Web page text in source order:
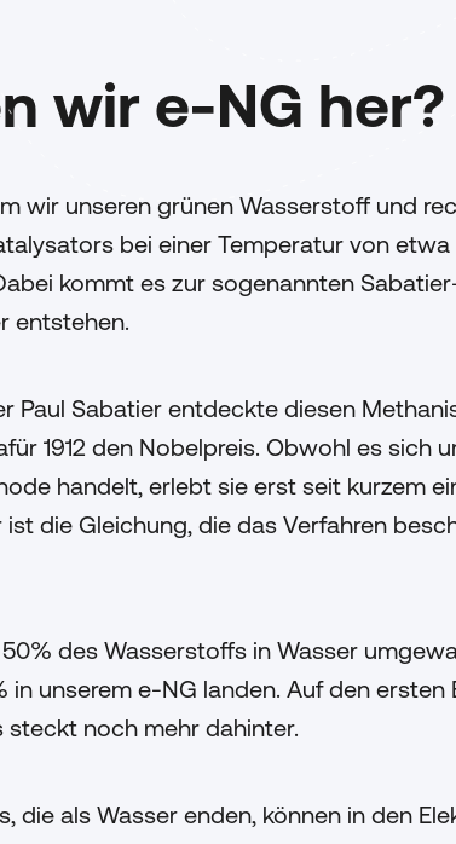
wir e-NG her?
wir unseren grünen Wasserstoff und
bei einer Temperatur von etwa
kommt es zur sogenannten
entstehen.
Paul Sabatier entdeckte diesen
1912 den Nobelpreis. Obwohl es sich
handelt, erlebt sie erst seit kurzem
die Gleichung, die das Verfahren
des Wasserstoffs in Wasser
in unserem e-NG landen. Auf den ersten
steckt noch mehr dahinter.
die als Wasser enden, können in den